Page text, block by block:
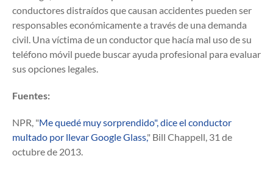
conductores distraídos que causan accidentes pueden ser
responsables económicamente a través de una demanda
civil. Una víctima de un conductor que hacía mal uso de su
teléfono móvil puede buscar ayuda profesional para evaluar
sus opciones legales.
Fuentes:
NPR, "Me quedé muy sorprendido", dice el conductor
multado por llevar Google Glass," Bill Chappell, 31 de
octubre de 2013.